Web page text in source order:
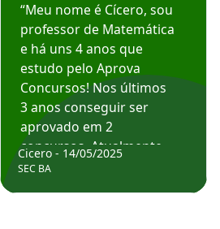
“Meu nome é Cícero, sou
professor de Matemática
e há uns 4 anos que
estudo pelo Aprova
Concursos! Nos últimos
3 anos conseguir ser
aprovado em 2
concursos. Atualmente,
estou atuando como
Cicero - 14/05/2025
SEC BA